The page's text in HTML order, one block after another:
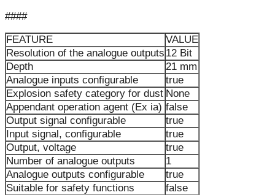
####
FEATURE
VALUE
Resolution of the analogue outputs 12 Bit
Depth
21 mm
Analogue inputs configurable
true
Explosion safety category for dust None
Appendant operation agent (Ex ia) false
Output signal configurable
true
Input signal, configurable
true
Output, voltage
true
Number of analogue outputs
1
Analogue outputs configurable
true
Suitable for safety functions
false